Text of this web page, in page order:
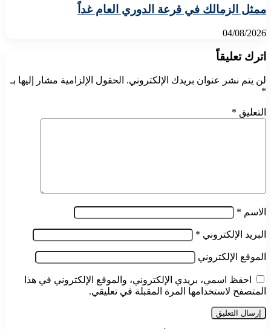
ممثل الزمالك في قرعة الدوري العام غداً
04/08/2026
اترك تعليقاً
لن يتم نشر عنوان بريدك الإلكتروني. الحقول الإلزامية مشار إليها بـ
*
التعليق *
الاسم *
البريد الإلكتروني *
الموقع الإلكتروني
احفظ اسمي، بريدي الإلكتروني، والموقع الإلكتروني في هذا
المتصفح لاستخدامها المرة المقبلة في تعليقي.